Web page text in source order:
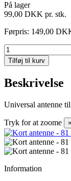
På lager
99,00 DKK pr. stk.
Førpris: 149,00
Tilføj til kurv
Beskrivelse
Universal antenne
Tryk for at zoome ×
Information